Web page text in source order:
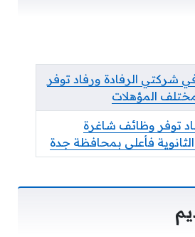
شركتي الرفادة ورفاد توفر
المؤهلات
توفر وظائف شاغرة
فأعلى بمحافظة جدة